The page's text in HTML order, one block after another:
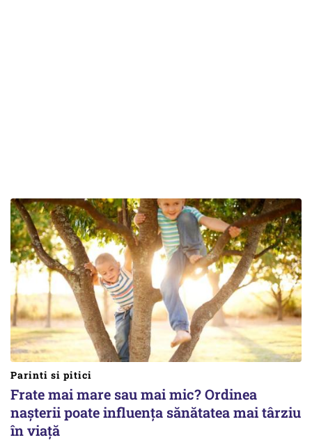
Parinti si pitici
Frate mai mare sau mai mic? Ordinea
nașterii poate influența sănătatea mai târziu
în viață